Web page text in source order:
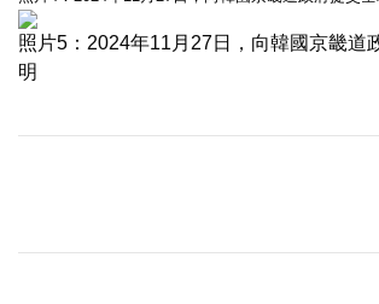
照片5：2024年11月27日，向韓國京畿道
明